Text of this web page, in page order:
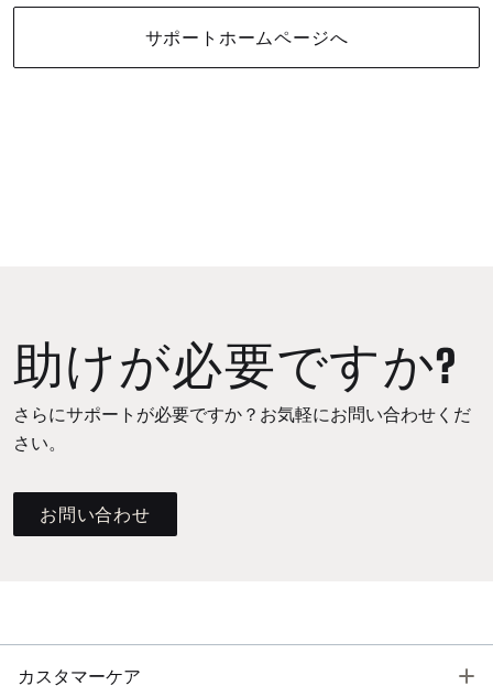
サポートホームページへ
助けが必要ですか?
さらにサポートが必要ですか？お気軽にお問い合わせくだ
さい。
お問い合わせ
カスタマーケア